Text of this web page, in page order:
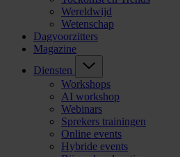
Wereldwijd
Wetenschap
Dagvoorzitters
Magazine
Diensten
Workshops
AI workshop
Webinars
Sprekers trainingen
Online events
Hybride events